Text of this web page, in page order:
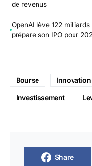
de revenus
OpenAI lève 122
prépare son IPO pour
Bourse Innovation
Investissement
Share